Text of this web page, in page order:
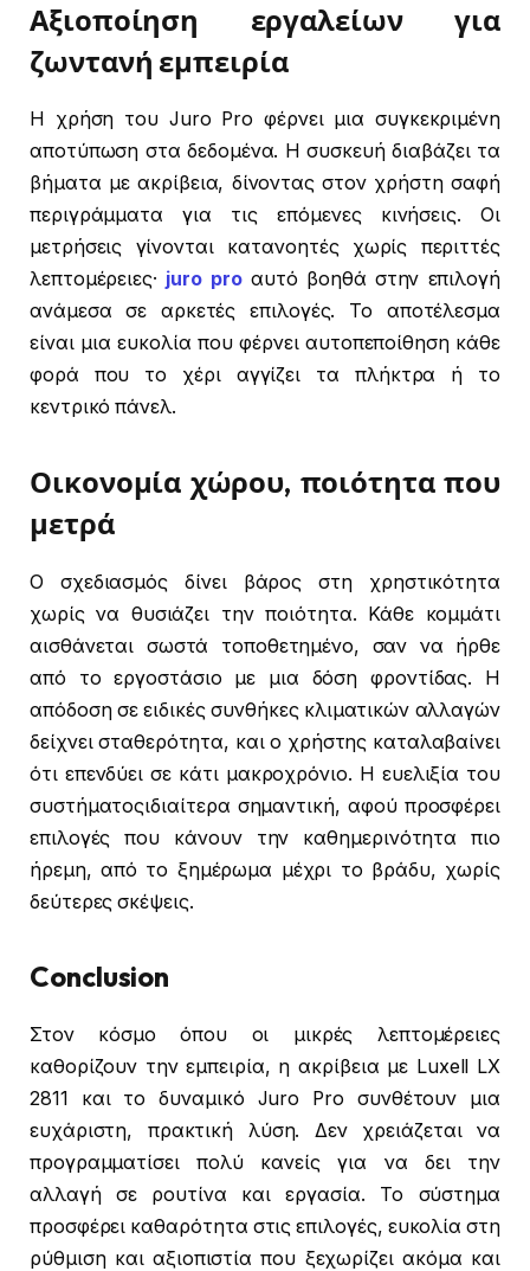
Αξιοποίηση εργαλείων για
ζωντανή εμπειρία
Η χρήση του Juro Pro φέρνει μια συγκεκριμένη
αποτύπωση στα δεδομένα. Η συσκευή διαβάζει τα
βήματα με ακρίβεια, δίνοντας στον χρήστη σαφή
περιγράμματα για τις επόμενες κινήσεις. Οι
μετρήσεις γίνονται κατανοητές χωρίς περιττές
λεπτομέρειες· juro proαυτό βοηθά στην επιλογή
ανάμεσα σε αρκετές επιλογές. Το αποτέλεσμα
είναι μια ευκολία που φέρνει αυτοπεποίθηση κάθε
φορά που το χέρι αγγίζει τα πλήκτρα ή το
κεντρικό πάνελ.
Οικονομία χώρου, ποιότητα που
μετρά
Ο σχεδιασμός δίνει βάρος στη χρηστικότητα
χωρίς να θυσιάζει την ποιότητα. Κάθε κομμάτι
αισθάνεται σωστά τοποθετημένο, σαν να ήρθε
από το εργοστάσιο με μια δόση φροντίδας. Η
απόδοση σε ειδικές συνθήκες κλιματικών αλλαγών
δείχνει σταθερότητα, και ο χρήστης καταλαβαίνει
ότι επενδύει σε κάτι μακροχρόνιο. Η ευελιξία του
συστήματοςιδιαίτερα σημαντική, αφού προσφέρει
επιλογές που κάνουν την καθημερινότητα πιο
ήρεμη, από το ξημέρωμα μέχρι το βράδυ, χωρίς
δεύτερες σκέψεις.
Conclusion
Στον κόσμο όπου οι μικρές λεπτομέρειες
καθορίζουν την εμπειρία, η ακρίβεια με Luxell LX
2811 και το δυναμικό Juro Pro συνθέτουν μια
ευχάριστη, πρακτική λύση. Δεν χρειάζεται να
προγραμματίσει πολύ κανείς για να δει την
αλλαγή σε ρουτίνα και εργασία. Το σύστημα
προσφέρει καθαρότητα στις επιλογές, ευκολία στη
ρύθμιση και αξιοπιστία που ξεχωρίζει ακόμα και